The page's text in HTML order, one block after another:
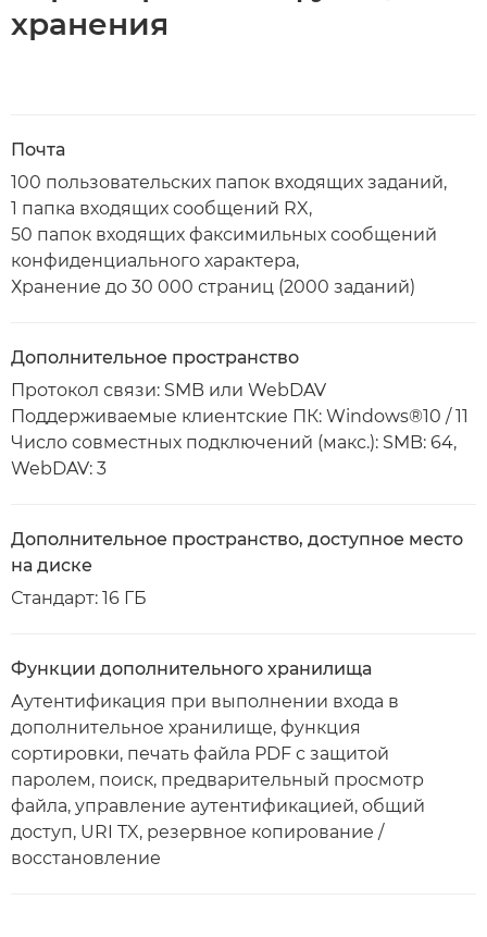
хранения
Почта
100 пользовательских папок входящих заданий,
1 папка входящих сообщений RX,
50 папок входящих факсимильных сообщений
конфиденциального характера,
Хранение до 30 000 страниц (2000 заданий)
Дополнительное пространство
Протокол связи: SMB или WebDAV
Поддерживаемые клиентские ПК: Windows®10 / 11
Число совместных подключений (макс.): SMB: 64,
WebDAV: 3
Дополнительное пространство, доступное место
на диске
Стандарт: 16 ГБ
Функции дополнительного хранилища
Аутентификация при выполнении входа в
дополнительное хранилище, функция
сортировки, печать файла PDF с защитой
паролем, поиск, предварительный просмотр
файла, управление аутентификацией, общий
доступ, URI TX, резервное копирование /
восстановление